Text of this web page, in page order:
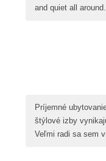
and quiet all
Príjemné
štýlové izby
Veľmi radi sa sem